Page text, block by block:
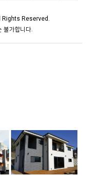
Rights Reserved.
불가합니다.